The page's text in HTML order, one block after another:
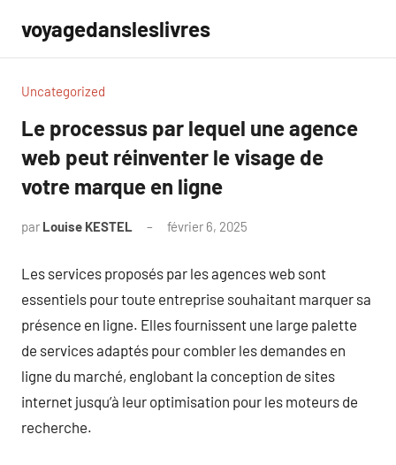
contenu
voyagedansleslivres
Uncategorized
Le processus par lequel une agence
web peut réinventer le visage de
votre marque en ligne
par Louise KESTEL février 6, 2025
Les services proposés par les agences web sont
essentiels pour toute entreprise souhaitant marquer sa
présence en ligne. Elles fournissent une large palette
de services adaptés pour combler les demandes en
ligne du marché, englobant la conception de sites
internet jusqu’à leur optimisation pour les moteurs de
recherche.